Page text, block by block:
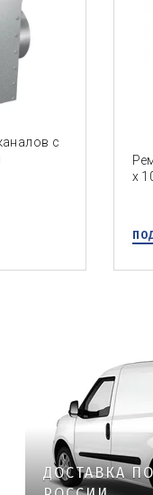
с
х
ДОСТАВКА